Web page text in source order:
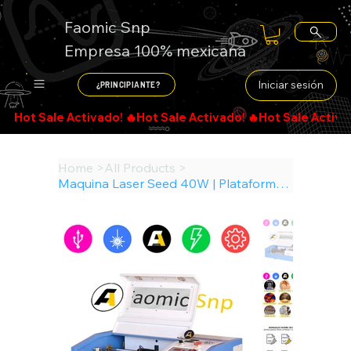
Faomic Snp
Empresa 100% mexicana
¿PRINCIPIANTE? Iniciar sesión
Home > All Products >
Maquina Laser Seed 40W | Plataforma Móvil
Search